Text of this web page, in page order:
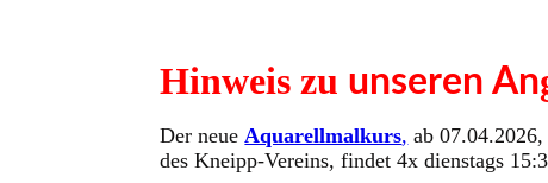
Hinweis zu unseren An
Der neueAquarellmalkurs, ab
des Kneipp-Vereins, findet 4x dienstags